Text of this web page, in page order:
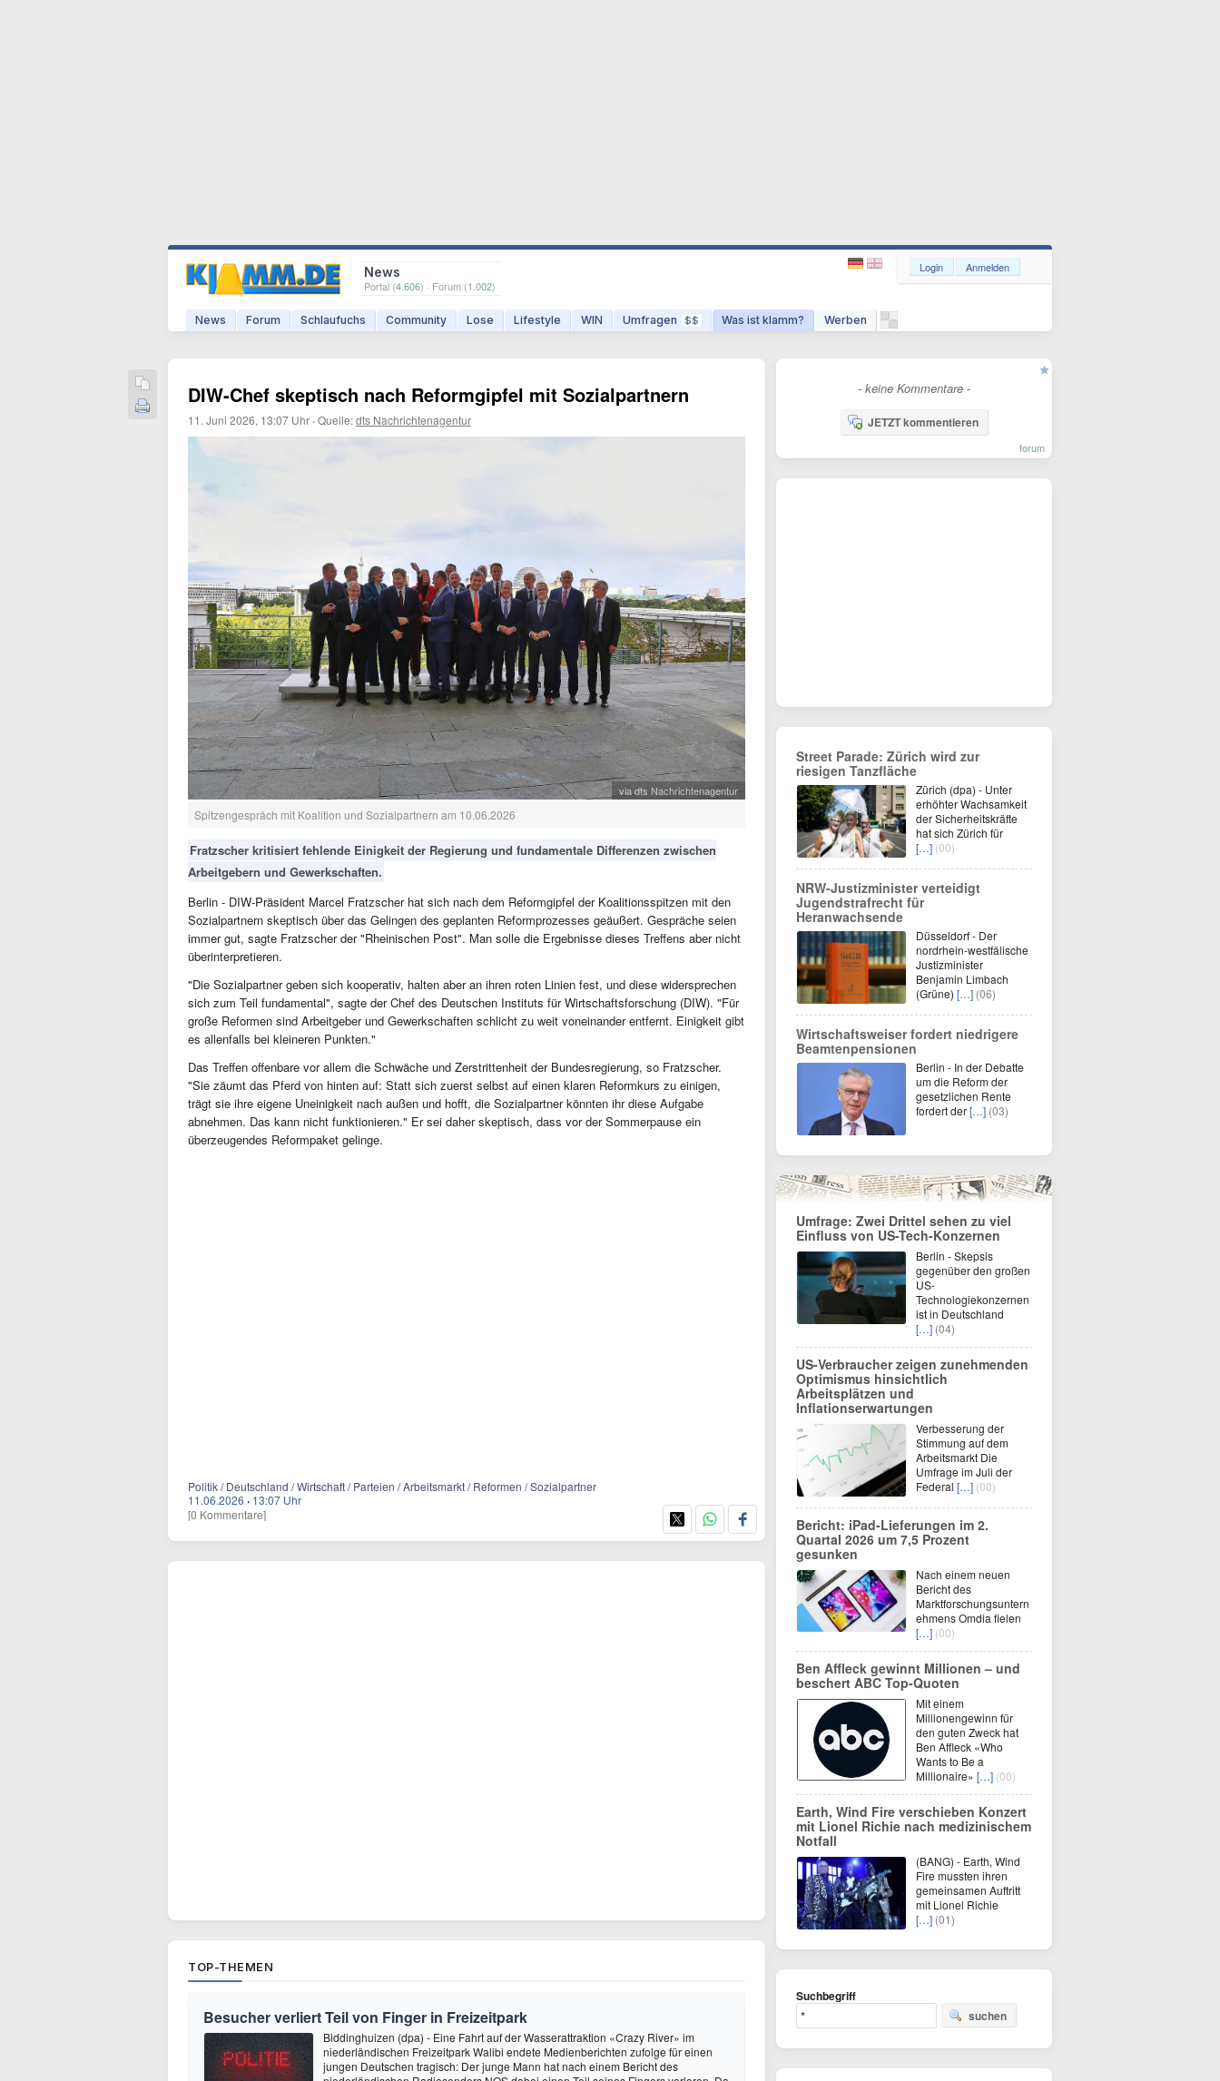
News
Portal (4.606) · Forum (1.002)
News Forum Schlaufuchs Community Lose Lifestyle WIN Umfragen $$ Was ist klamm? Werben
Login Anmelden
DIW-Chef skeptisch nach Reformgipfel mit Sozialpartnern
11. Juni 2026, 13:07 Uhr ·Quelle:dts Nachrichtenagentur
via dts Nachrichtenagentur
Spitzengespräch mit Koalition und Sozialpartnern am 10.06.2026
Fratzscher kritisiert fehlende Einigkeit der Regierung und fundamentale Differenzen zwischen
Arbeitgebern und Gewerkschaften.
Berlin - DIW-Präsident Marcel Fratzscher hat sich nach dem Reformgipfel der Koalitionsspitzen mit den
Sozialpartnern skeptisch über das Gelingen des geplanten Reformprozesses geäußert. Gespräche seien
immer gut, sagte Fratzscher der "Rheinischen Post". Man solle die Ergebnisse dieses Treffens aber nicht
überinterpretieren.
"Die Sozialpartner geben sich kooperativ, halten aber an ihren roten Linien fest, und diese widersprechen
sich zum Teil fundamental", sagte der Chef des Deutschen Instituts für Wirtschaftsforschung (DIW). "Für
große Reformen sind Arbeitgeber und Gewerkschaften schlicht zu weit voneinander entfernt. Einigkeit gibt
es allenfalls bei kleineren Punkten."
Das Treffen offenbare vor allem die Schwäche und Zerstrittenheit der Bundesregierung, so Fratzscher.
"Sie zäumt das Pferd von hinten auf: Statt sich zuerst selbst auf einen klaren Reformkurs zu einigen,
trägt sie ihre eigene Uneinigkeit nach außen und hofft, die Sozialpartner könnten ihr diese Aufgabe
abnehmen. Das kann nicht funktionieren." Er sei daher skeptisch, dass vor der Sommerpause ein
überzeugendes Reformpaket gelinge.
Politik / Deutschland / Wirtschaft / Parteien / Arbeitsmarkt / Reformen / Sozialpartner
11.06.2026 · 13:07 Uhr
[0 Kommentare]
TOP-THEMEN
Besucher verliert Teil von Finger in Freizeitpark
Biddinghuizen (dpa) - Eine Fahrt auf der Wasserattraktion «Crazy River» im
niederländischen Freizeitpark Walibi endete Medienberichten zufolge für einen
jungen Deutschen tragisch: Der junge Mann hat nach einem Bericht des
- keine Kommentare -
JETZT kommentieren
forum
Street Parade: Zürich wird zur
riesigen Tanzfläche
Zürich (dpa) - Unter
erhöhter Wachsamkeit
der Sicherheitskräfte
hat sich Zürich für
[…] (00)
NRW-Justizminister verteidigt
Jugendstrafrecht für
Heranwachsende
Düsseldorf - Der
nordrhein-westfälische
Justizminister
Benjamin Limbach
(Grüne) […] (06)
Wirtschaftsweiser fordert niedrigere
Beamtenpensionen
Berlin - In der Debatte
um die Reform der
gesetzlichen Rente
fordert der[…] (03)
Umfrage: Zwei Drittel sehen zu viel
Einfluss von US-Tech-Konzernen
Berlin - Skepsis
gegenüber den großen
US-
Technologiekonzernen
ist in Deutschland
[…] (04)
US-Verbraucher zeigen zunehmenden
Optimismus hinsichtlich
Arbeitsplätzen und
Inflationserwartungen
Verbesserung der
Stimmung auf dem
Arbeitsmarkt Die
Umfrage im Juli der
Federal […] (00)
Bericht: iPad-Lieferungen im 2.
Quartal 2026 um 7,5 Prozent
gesunken
Nach einem neuen
Bericht des
Marktforschungsuntern
ehmens Omdia fielen
[…] (00)
Ben Affleck gewinnt Millionen – und
beschert ABC Top-Quoten
Mit einem
Millionengewinn für
den guten Zweck hat
Ben Affleck «Who
Wants to Be a
Millionaire» […] (00)
Earth, Wind Fire verschieben Konzert
mit Lionel Richie nach medizinischem
Notfall
(BANG) - Earth, Wind
Fire mussten ihren
gemeinsamen Auftritt
mit Lionel Richie
[…] (01)
Suchbegriff
suchen